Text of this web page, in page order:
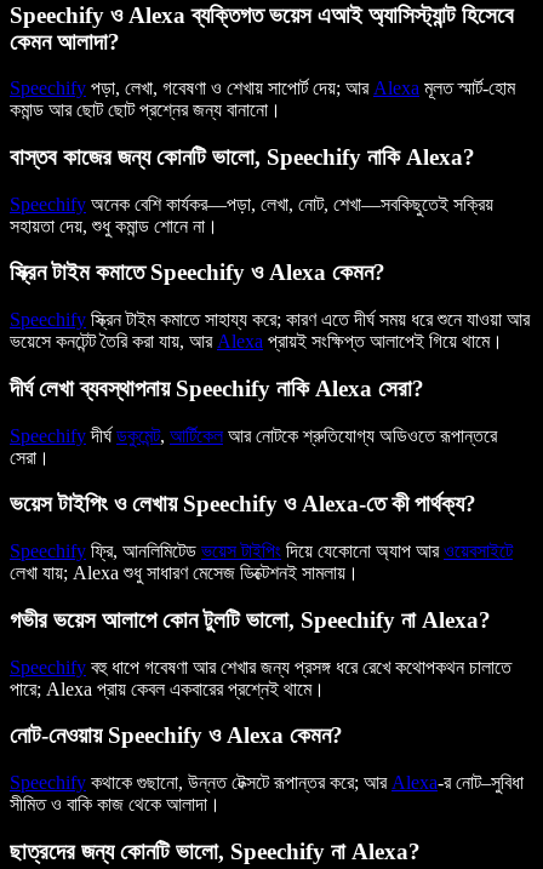
Speechify ও Alexa ব্যক্তিগত ভয়েস এআই অ্যাসিস্ট্যান্ট হিসেবে
কেমন আলাদা?
Speechify পড়া, লেখা, গবেষণা ও শেখায় সাপোর্ট দেয়; আর Alexa মূলত স্মার্ট-হোম
কমান্ড আর ছোট ছোট প্রশ্নের জন্য বানানো।
বাস্তব কাজের জন্য কোনটি ভালো, Speechify নাকি Alexa?
Speechify অনেক বেশি কার্যকর—পড়া, লেখা, নোট, শেখা—সবকিছুতেই সক্রিয়
সহায়তা দেয়, শুধু কমান্ড শোনে না।
স্ক্রিন টাইম কমাতে Speechify ও Alexa কেমন?
Speechify স্ক্রিন টাইম কমাতে সাহায্য করে; কারণ এতে দীর্ঘ সময় ধরে শুনে যাওয়া আর
ভয়েসে কনটেন্ট তৈরি করা যায়, আর Alexa প্রায়ই সংক্ষিপ্ত আলাপেই গিয়ে থামে।
দীর্ঘ লেখা ব্যবস্থাপনায় Speechify নাকি Alexa সেরা?
Speechifyদীর্ঘ ডকুমেন্ট, আর্টিকেলআর নোটকে শ্রুতিযোগ্য অডিওতে রূপান্তরে
সেরা।
ভয়েস টাইপিং ও লেখায় Speechify ও Alexa-তে কী পার্থক্য?
Speechify ফ্রি, আনলিমিটেড ভয়েস টাইপিং দিয়ে যেকোনো অ্যাপ আরওয়েবসাইটে
লেখা যায়; Alexa শুধু সাধারণ মেসেজ ডিক্টেশনই সামলায়।
গভীর ভয়েস আলাপে কোন টুলটি ভালো, Speechify না Alexa?
Speechify বহু ধাপে গবেষণা আর শেখার জন্য প্রসঙ্গ ধরে রেখে কথোপকথন চালাতে
পারে; Alexa প্রায় কেবল একবারের প্রশ্নেই থামে।
নোট-নেওয়ায় Speechify ও Alexa কেমন?
Speechify কথাকে গুছানো, উন্নত টেক্সটে রূপান্তর করে; আর Alexa-র নোট–সুবিধা
সীমিত ও বাকি কাজ থেকে আলাদা।
ছাত্রদের জন্য কোনটি ভালো, Speechify না Alexa?